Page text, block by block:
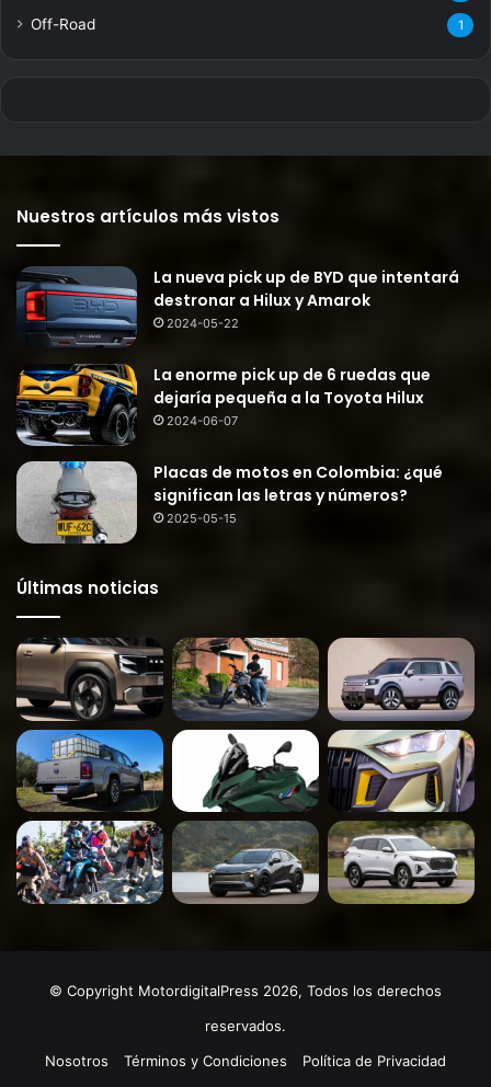
Off-Road 1
Nuestros artículos más vistos
La nueva pick up de BYD que intentará
destronar a Hilux y Amarok
2024-05-22
La enorme pick up de 6 ruedas que
dejaría pequeña a la Toyota Hilux
2024-06-07
Placas de motos en Colombia: ¿qué
significan las letras y números?
2025-05-15
Últimas noticias
© Copyright MotordigitalPress 2026, Todos los derechos
reservados.
Nosotros
Términos y Condiciones Política de Privacidad